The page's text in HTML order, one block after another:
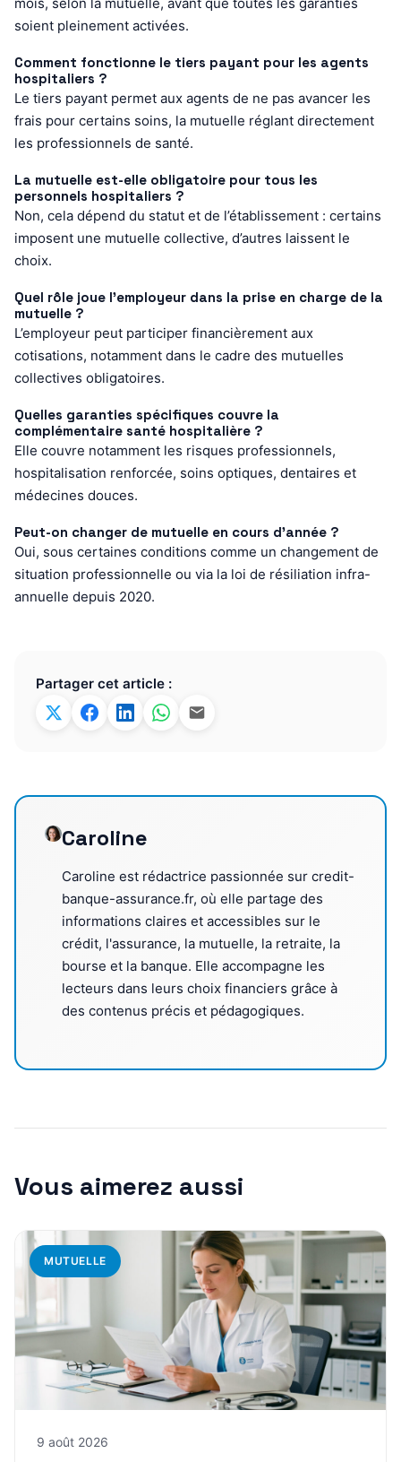
soient pleinement activées.
Comment fonctionne le tiers payant pour les agents
hospitaliers ?
Le tiers payant permet aux agents de ne pas avancer les
frais pour certains soins, la mutuelle réglant directement
les professionnels de santé.
La mutuelle est-elle obligatoire pour tous les
personnels hospitaliers ?
Non, cela dépend du statut et de l’établissement : certains
imposent une mutuelle collective, d’autres laissent le
choix.
Quel rôle joue l’employeur dans la prise en charge de la
mutuelle ?
L’employeur peut participer financièrement aux
cotisations, notamment dans le cadre des mutuelles
collectives obligatoires.
Quelles garanties spécifiques couvre la
complémentaire santé hospitalière ?
Elle couvre notamment les risques professionnels,
hospitalisation renforcée, soins optiques, dentaires et
médecines douces.
Peut-on changer de mutuelle en cours d’année ?
Oui, sous certaines conditions comme un changement de
situation professionnelle ou via la loi de résiliation infra-
annuelle depuis 2020.
Partager cet article :
Caroline
Caroline est rédactrice passionnée sur credit-
banque-assurance.fr, où elle partage des
informations claires et accessibles sur le
crédit, l'assurance, la mutuelle, la retraite, la
bourse et la banque. Elle accompagne les
lecteurs dans leurs choix financiers grâce à
des contenus précis et pédagogiques.
Vous aimerez aussi
MUTUELLE
9 août 2026